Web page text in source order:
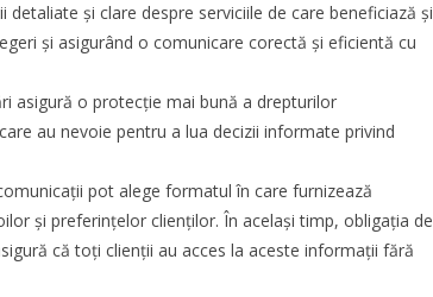
și clare despre serviciile de care beneficiază și
și asigurând o comunicare corectă și eficientă cu
asigură o protecție mai bună a drepturilor
au nevoie pentru a lua decizii informate privind
pot alege formatul în care furnizează
și preferințelor clienților. În același timp, obligația de
că toți clienții au acces la aceste informații fără